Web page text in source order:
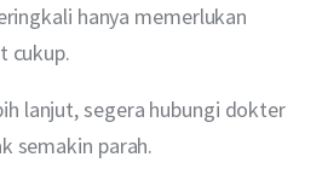
hanya memerlukan
cukup.
lanjut, segera hubungi dokter
semakin parah.